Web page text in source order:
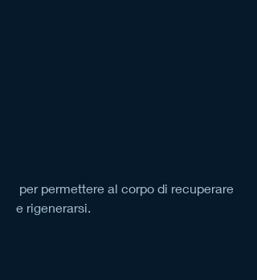
e rigenerarsi.